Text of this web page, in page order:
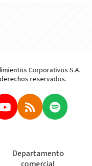
Corporativos S.A.
reservados.
Departamento